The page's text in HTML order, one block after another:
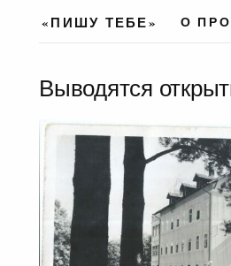
«ПИШУ ТЕБЕ» О
Выводятся